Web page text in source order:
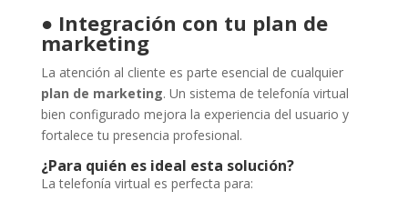
● Integración con tu plan de
marketing
La atención al cliente es parte esencial de cualquier
plan de marketing. Un sistema de telefonía virtual
bien configurado mejora la experiencia del usuario y
fortalece tu presencia profesional.
¿Para quién es ideal esta solución?
La telefonía virtual es perfecta para: